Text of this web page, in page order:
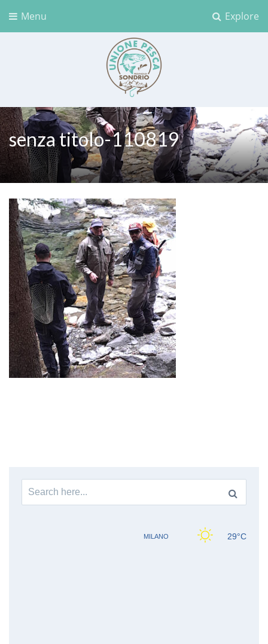
Explore
Menu
Unione Pesca Sondrio
senza titolo-110819
Search
for: